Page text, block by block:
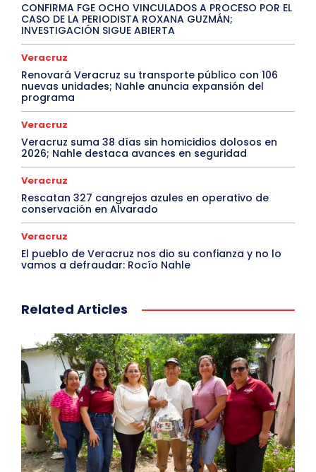
CONFIRMA FGE OCHO VINCULADOS A PROCESO POR EL
CASO DE LA PERIODISTA ROXANA GUZMÁN;
INVESTIGACIÓN SIGUE ABIERTA
Veracruz
Renovará Veracruz su transporte público con 106
nuevas unidades; Nahle anuncia expansión del
programa
Veracruz
Veracruz suma 38 días sin homicidios dolosos en
2026; Nahle destaca avances en seguridad
Veracruz
Rescatan 327 cangrejos azules en operativo de
conservación en Alvarado
Veracruz
El pueblo de Veracruz nos dio su confianza y no lo
vamos a defraudar: Rocío Nahle
Related Articles